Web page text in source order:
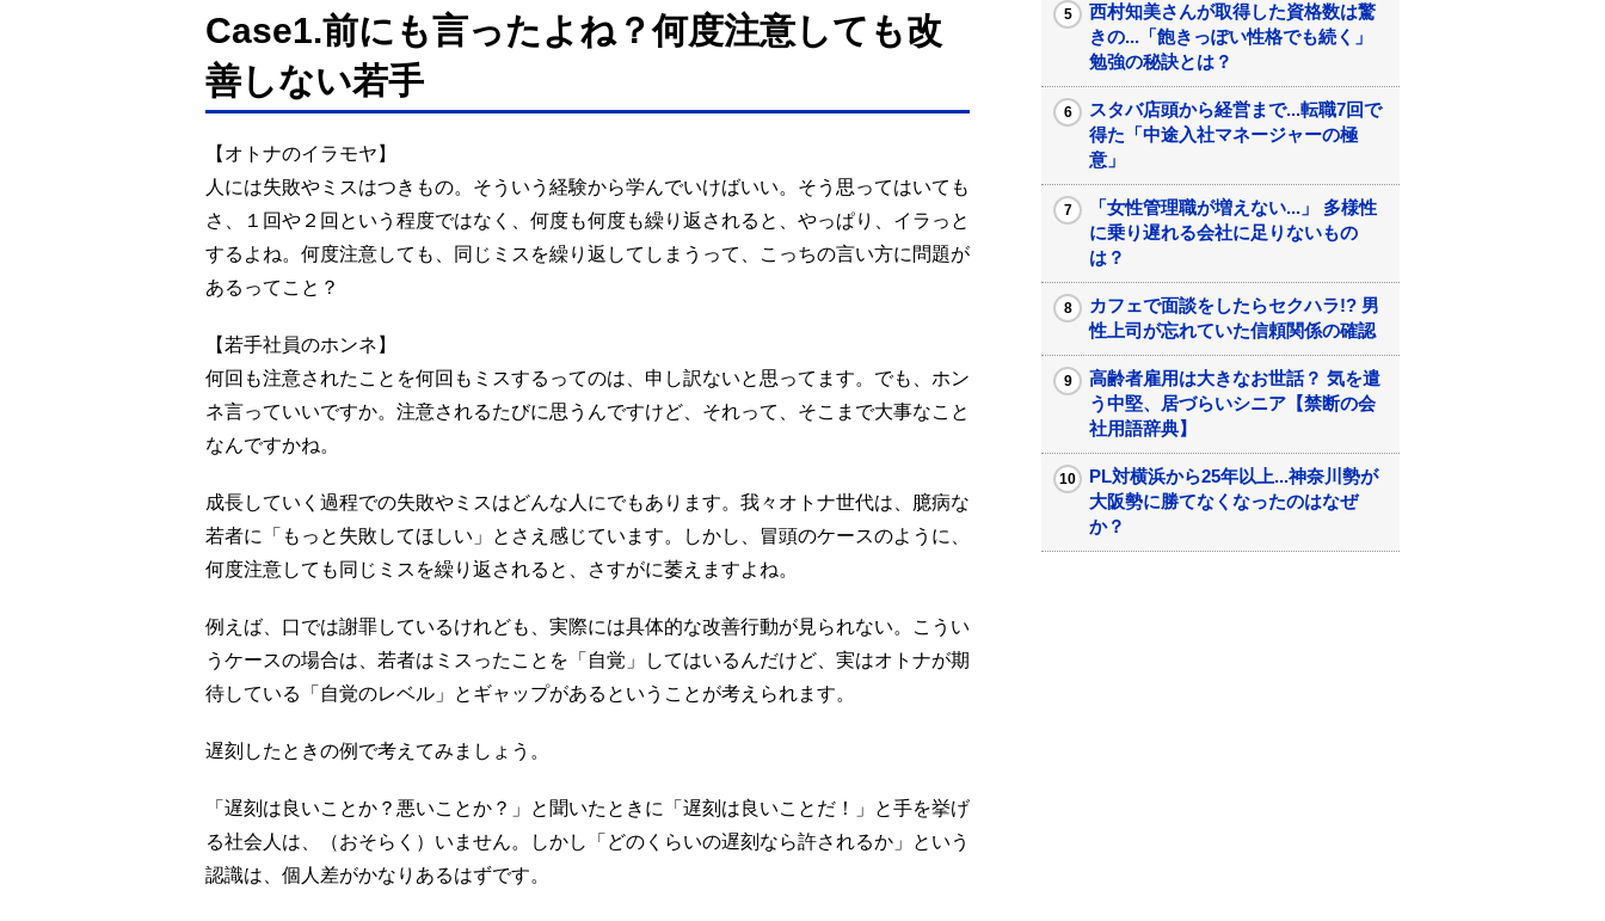
Case1.前にも言ったよね？何度注意しても改
善しない若手
【オトナのイラモヤ】
人には失敗やミスはつきもの。そういう経験から学んでいけばいい。そう思ってはいても
さ、１回や２回という程度ではなく、何度も何度も繰り返されると、やっぱり、イラっと
するよね。何度注意しても、同じミスを繰り返してしまうって、こっちの言い方に問題が
あるってこと？
【若手社員のホンネ】
何回も注意されたことを何回もミスするってのは、申し訳ないと思ってます。でも、ホン
ネ言っていいですか。注意されるたびに思うんですけど、それって、そこまで大事なこと
なんですかね。
成長していく過程での失敗やミスはどんな人にでもあります。我々オトナ世代は、臆病な
若者に「もっと失敗してほしい」とさえ感じています。しかし、冒頭のケースのように、
何度注意しても同じミスを繰り返されると、さすがに萎えますよね。
例えば、口では謝罪しているけれども、実際には具体的な改善行動が見られない。こうい
うケースの場合は、若者はミスったことを「自覚」してはいるんだけど、実はオトナが期
待している「自覚のレベル」とギャップがあるということが考えられます。
遅刻したときの例で考えてみましょう。
「遅刻は良いことか？悪いことか？」と聞いたときに「遅刻は良いことだ！」と手を挙げ
る社会人は、（おそらく）いません。しかし「どのくらいの遅刻なら許されるか」という
認識は、個人差がかなりあるはずです。
西村知美さんが取得した資格数は驚
きの...「飽きっぽい性格でも続く」
勉強の秘訣とは？
スタバ店頭から経営まで...転職7回で
得た「中途入社マネージャーの極
意」
「女性管理職が増えない...」 多様性
に乗り遅れる会社に足りないもの
は？
カフェで面談をしたらセクハラ!? 男
性上司が忘れていた信頼関係の確認
高齢者雇用は大きなお世話？ 気を遣
う中堅、居づらいシニア【禁断の会
社用語辞典】
PL対横浜から25年以上...神奈川勢が
大阪勢に勝てなくなったのはなぜ
か？